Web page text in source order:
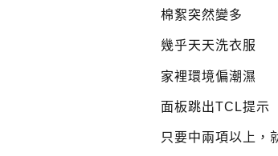
棉絮突然變多
幾乎天天洗衣服
家裡環境偏潮濕
面板跳出TCL提示
只要中兩項以上，